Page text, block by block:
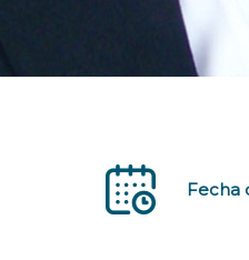
Fecha